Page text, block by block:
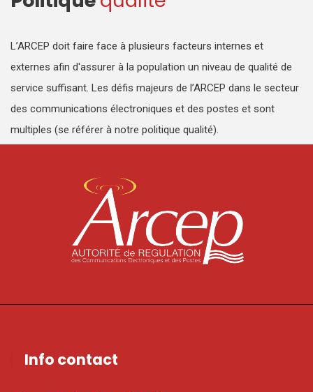
L’ARCEP doit faire face à plusieurs facteurs internes et
externes afin d'assurer à la population un niveau de qualité de
service suffisant. Les défis majeurs de l’ARCEP dans le secteur
des communications électroniques et des postes et sont
multiples (se référer à notre politique qualité).
Info contact